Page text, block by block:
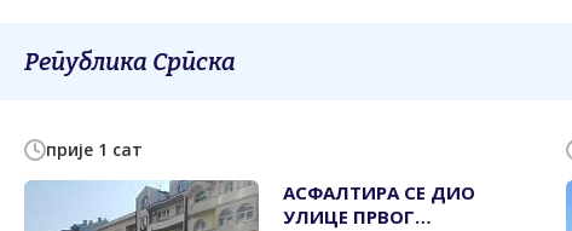
Република Српска
прије 1 сат
АСФАЛТИРА СЕ ДИО
УЛИЦЕ ПРВОГ